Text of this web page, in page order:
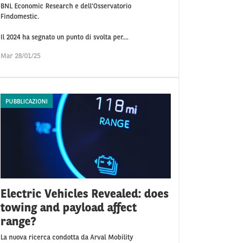
BNL Economic Research e dell’Osservatorio
Findomestic.
Il 2024 ha segnato un punto di svolta per....
Mar 28/01/25
PUBBLICAZIONI
Electric Vehicles Revealed: does
towing and payload affect
range?
La nuova ricerca condotta da Arval Mobility